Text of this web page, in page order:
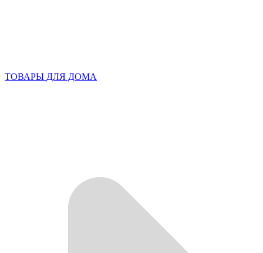
ТОВАРЫ ДЛЯ ДОМА